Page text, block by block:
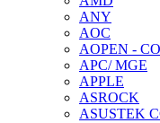
ANY
AOC
AOPEN -
APC/ MGE
APPLE
ASROCK
ASUSTEK